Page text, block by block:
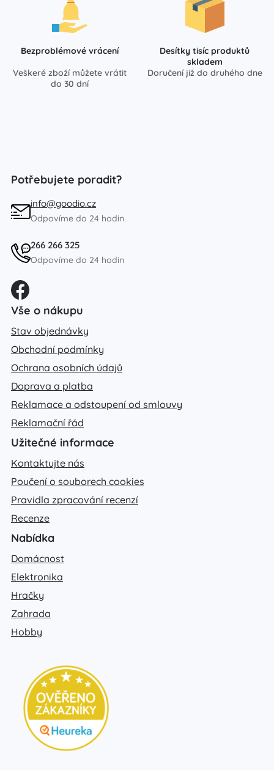
Bezproblémové vrácení
Veškeré zboží můžete vrátit
do 30 dní
Desítky tisíc produktů
skladem
Doručení již do druhého dne
Potřebujete poradit?
info@goodio.cz
Odpovíme do 24 hodin
266 266 325
Odpovíme do 24 hodin
Vše o nákupu
Stav objednávky
Obchodní podmínky
Ochrana osobních údajů
Doprava a platba
Reklamace a odstoupení od smlouvy
Reklamační řád
Užitečné informace
Kontaktujte nás
Poučení o souborech cookies
Pravidla zpracování recenzí
Recenze
Nabídka
Domácnost
Elektronika
Hračky
Zahrada
Hobby